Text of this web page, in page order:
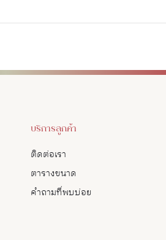
บริการลูกค้า
ติดต่อเรา
ตารางขนาด
คำถามที่พบบ่อย